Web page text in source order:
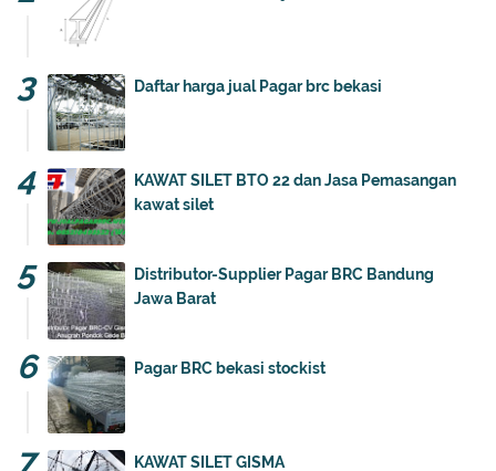
Daftar harga jual Pagar brc bekasi
KAWAT SILET BTO 22 dan Jasa Pemasangan
kawat silet
Distributor-Supplier Pagar BRC Bandung
Jawa Barat
Pagar BRC bekasi stockist
KAWAT SILET GISMA